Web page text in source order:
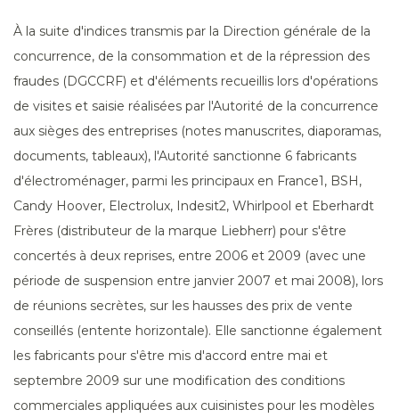
À la suite d'indices transmis par la Direction générale de la
concurrence, de la consommation et de la répression des
fraudes (DGCCRF) et d'éléments recueillis lors d'opérations
de visites et saisie réalisées par l'Autorité de la concurrence
aux sièges des entreprises (notes manuscrites, diaporamas,
documents, tableaux), l'Autorité sanctionne 6 fabricants
d'électroménager, parmi les principaux en France1, BSH,
Candy Hoover, Electrolux, Indesit2, Whirlpool et Eberhardt
Frères (distributeur de la marque Liebherr) pour s'être
concertés à deux reprises, entre 2006 et 2009 (avec une
période de suspension entre janvier 2007 et mai 2008), lors
de réunions secrètes, sur les hausses des prix de vente
conseillés (entente horizontale). Elle sanctionne également
les fabricants pour s'être mis d'accord entre mai et
septembre 2009 sur une modification des conditions
commerciales appliquées aux cuisinistes pour les modèles